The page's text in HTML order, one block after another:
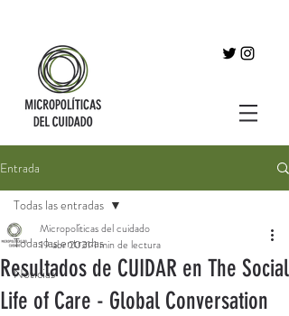
Entrada
Todas las entradas
Noticias
Todas las entradas
Resultados de CUIDAR en The Social
Life of Care - Global Conversation
Micropolíticas del cuidado
19 abr 20211 min de lectura